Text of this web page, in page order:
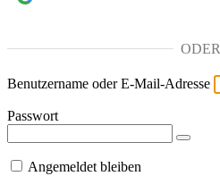
ODER
Benutzername oder E-Mail-Adresse
Passwort
Angemeldet bleiben